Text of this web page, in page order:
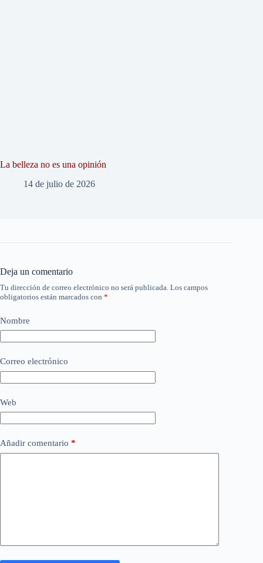
La belleza no es una opinión
14 de julio de 2026
Deja un comentario
Tu dirección de correo electrónico no será publicada. Los campos
obligatorios están marcados con *
Nombre
Correo electrónico
Web
Añadir comentario *